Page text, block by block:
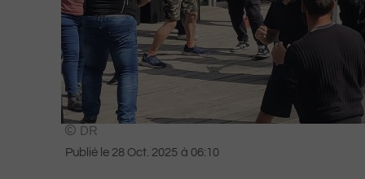
DR
Publié le 28 Oct. 2025 à 06:10